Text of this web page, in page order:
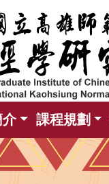
介 課程規劃